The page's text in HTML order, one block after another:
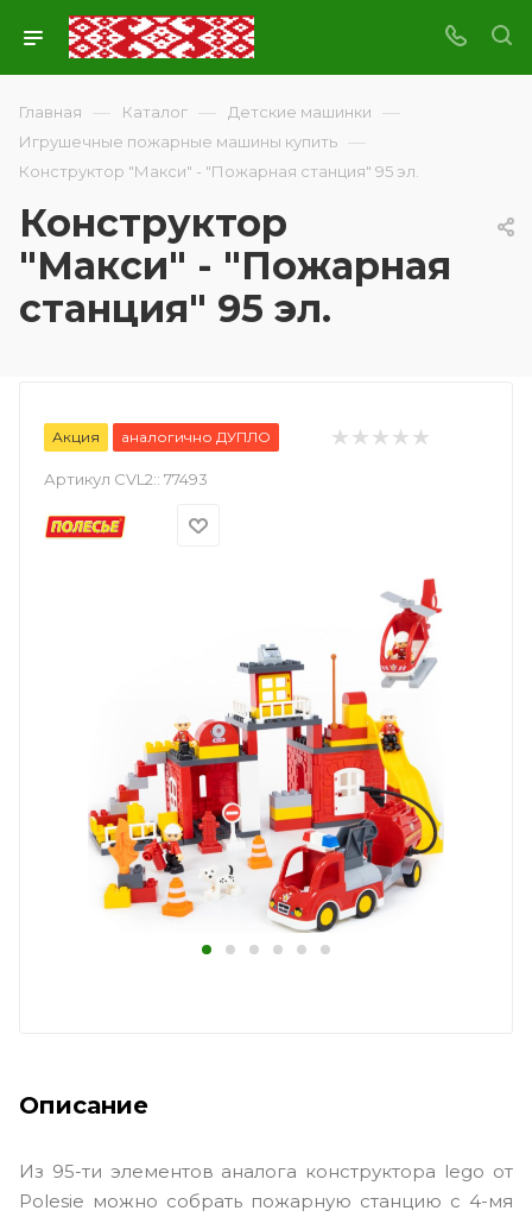
Главная — Каталог — Детские машинки —
Игрушечные пожарные машины купить —
Конструктор "Макси" - "Пожарная станция" 95 эл.
Конструктор
"Макси" - "Пожарная
станция" 95 эл.
Акция аналогично ДУПЛО
Артикул CVL2:: 77493
Описание
Из 95-ти элементов аналога конструктора lego от
Polesie можно собрать пожарную станцию с 4-мя